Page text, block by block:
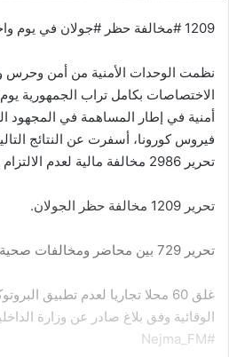
1209 #مخالفة حظر #جولان في يوم واحد…
نظمت الوحدات الأمنية من أمن وحرس
أمنية في إطار المساهمة في
فيروس كورونا، أسفرت عن النتائج
تحرير 2986 مخالفة مالية لعدم الالتزام بوضع الكمامات.
تحرير 1209 مخالفة حظر الجولان.
تحرير 729 بين محاضر ومخالفات صحية.
غلق 60 محلا تجاريا لعدم تطبيق
الوقائية وفق بلاغ صادر عن وزارة
#Nejma_FM